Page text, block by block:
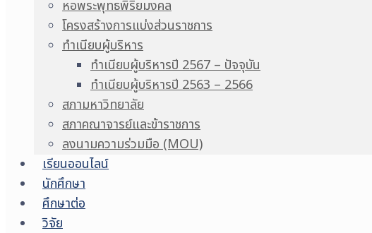
หอพระพุทธพิริยมงคล
โครงสร้างการแบ่งส่วนราชการ
ทำเนียบผู้บริหาร
ทำเนียบผู้บริหารปี 2567 – ปัจจุบัน
ทำเนียบผู้บริหารปี 2563 – 2566
สภามหาวิทยาลัย
สภาคณาจารย์และข้าราชการ
ลงนามความร่วมมือ (MOU)
เรียนออนไลน์
นักศึกษา
ศึกษาต่อ
วิจัย